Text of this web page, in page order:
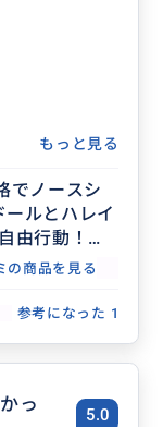
もっと見る
でノースシ
ールとハレイ
由行動！ド
の商品を見る
参考になった 1
っ
5.0